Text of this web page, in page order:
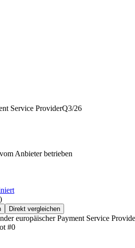
Service ProviderQ3/26
Anbieter betrieben
Direkt vergleichen
europäischer Payment Service